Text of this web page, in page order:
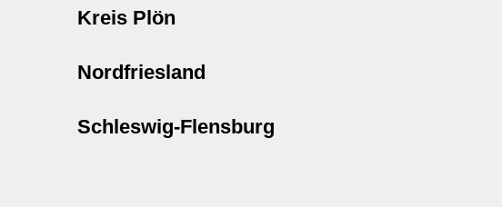
Kreis Plön
Nordfriesland
Schleswig-Flensburg